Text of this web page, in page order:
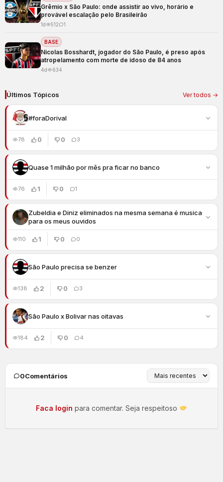
Grêmio x São Paulo: onde assistir ao vivo, horário e
provável escalação pelo Brasileirão
1d 512 1
BASE
Nicolas Bosshardt, jogador do São Paulo, é preso após
atropelamento com morte de idoso de 84 anos
4d 634
Últimos Tópicos Ver todos →
#foraDorival
78 0 0 3
Quase 1 milhão por mês pra ficar no banco
76 1 0 1
Zubeldia e Diniz eliminados na mesma semana é musica
para os meus ouvidos
110 1 0 0
São Paulo precisa se benzer
138 2 0 3
São Paulo x Bolivar nas oitavas
184 2 0 4
0Comentários
Faca login para comentar. Seja respeitoso